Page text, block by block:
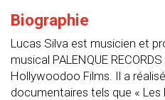
Biographie
Lucas Silva est musicien et
musical PALENQUE
Hollywoodoo Films. Il a
documentaires tels que « Les